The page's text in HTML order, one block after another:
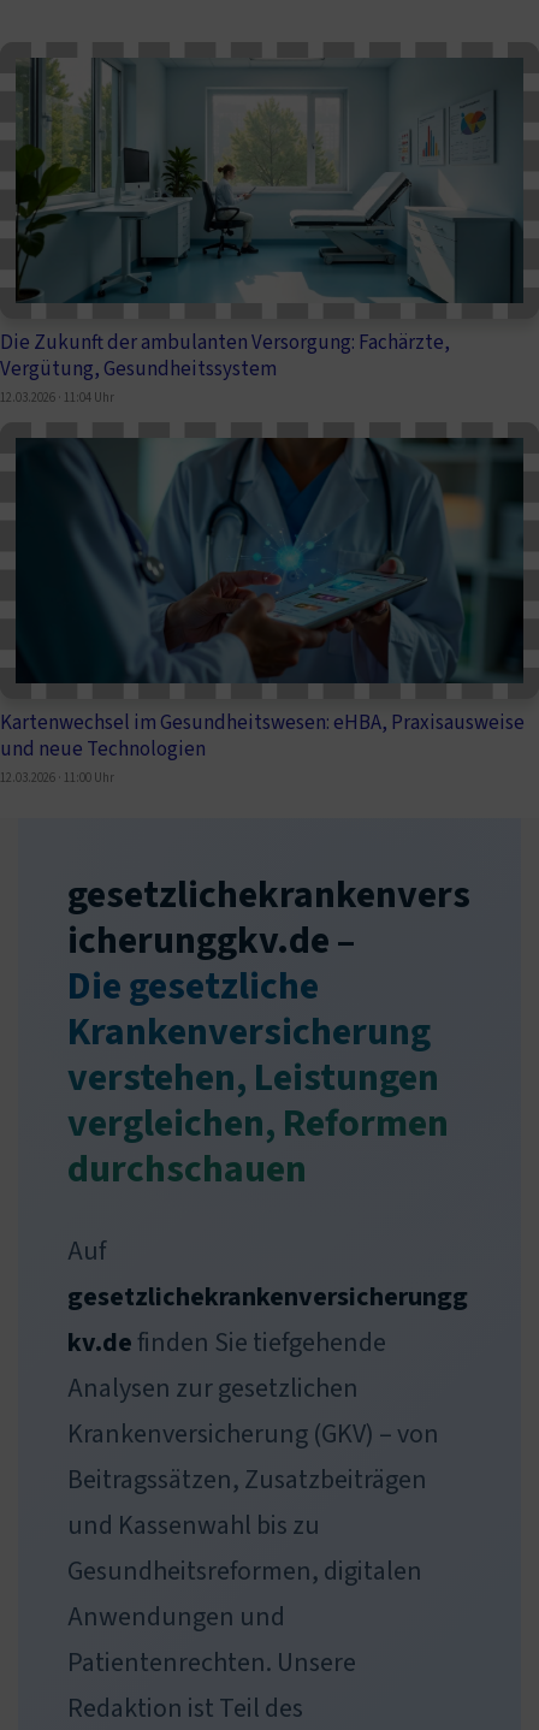
Die Zukunft der ambulanten Versorgung: Fachärzte,
Vergütung, Gesundheitssystem
12.03.2026 · 11:04 Uhr
Kartenwechsel im Gesundheitswesen: eHBA, Praxisausweise
und neue Technologien
12.03.2026 · 11:00 Uhr
gesetzlichekrankenvers
icherunggkv.de –
Die gesetzliche
Krankenversicherung
verstehen, Leistungen
vergleichen, Reformen
durchschauen
Auf
gesetzlichekrankenversicherungg
kv.definden Sie tiefgehende
Analysen zur gesetzlichen
Krankenversicherung (GKV) – von
Beitragssätzen, Zusatzbeiträgen
und Kassenwahl bis zu
Gesundheitsreformen, digitalen
Anwendungen und
Patientenrechten. Unsere
Redaktion ist Teil des